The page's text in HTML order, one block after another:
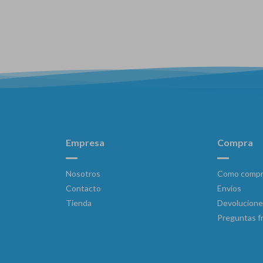
Empresa
Nosotros
Contacto
Tienda
Compra
Como
Envíos
Preguntas